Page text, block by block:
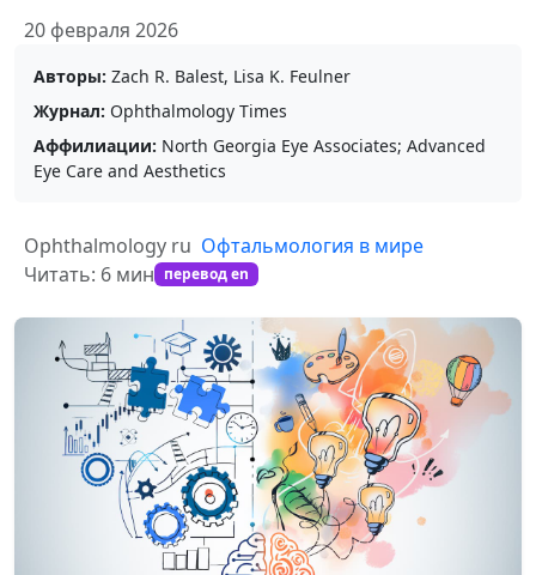
20 февраля 2026
Авторы: Zach R. Balest, Lisa K. Feulner
Журнал: Ophthalmology Times
Аффилиации: North Georgia Eye Associates; Advanced
Eye Care and Aesthetics
Ophthalmology ru Офтальмология в мире
Читать: 6 мин перевод en